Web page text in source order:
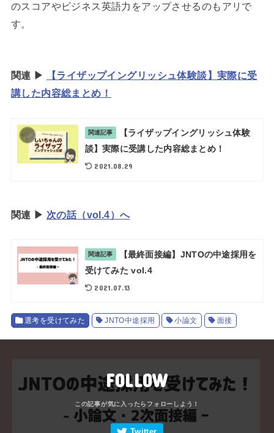
のスコアやビジネス英語力をアップさせるのもアリで
す。
関連 ▶︎
【ライザップイングリッシュ体験談】実際に受
講した内容総まとめ！
関連記事
【ライザップイングリッシュ体験
談】実際に受講した内容総まとめ！
2021.08.29
関連 ▶︎ 次の話（vol.4）へ
関連記事
【最終面接編】JNTOの中途採用を
受けてみた vol.4
2021.07.13
選考を受けてみた JNTO中途採用 小論文 面接
FOLLOW